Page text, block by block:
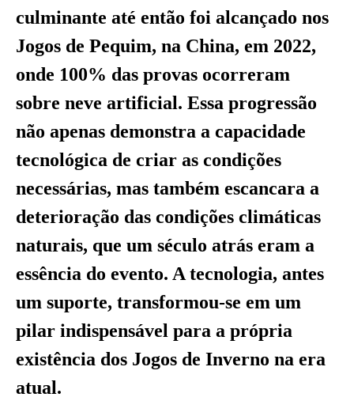
culminante até então foi alcançado nos
Jogos de Pequim, na China, em 2022,
onde 100% das provas ocorreram
sobre neve artificial. Essa progressão
não apenas demonstra a capacidade
tecnológica de criar as condições
necessárias, mas também escancara a
deterioração das condições climáticas
naturais, que um século atrás eram a
essência do evento. A tecnologia, antes
um suporte, transformou-se em um
pilar indispensável para a própria
existência dos Jogos de Inverno na era
atual.